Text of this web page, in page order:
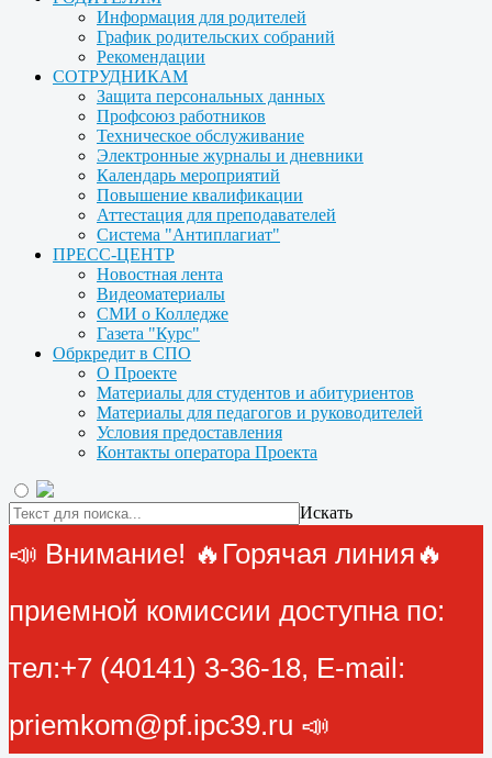
Информация для родителей
График родительских собраний
Рекомендации
СОТРУДНИКАМ
Защита персональных данных
Профсоюз работников
Техническое обслуживание
Электронные журналы и дневники
Календарь мероприятий
Повышение квалификации
Аттестация для преподавателей
Система "Антиплагиат"
ПРЕСС-ЦЕНТР
Новостная лента
Видеоматериалы
СМИ о Колледже
Газета "Курс"
Обркредит в СПО
О Проекте
Материалы для студентов и абитуриентов
Материалы для педагогов и руководителей
Условия предоставления
Контакты оператора Проекта
Искать
📣 Внимание! 🔥Горячая линия🔥
приемной комиссии доступна по:
тел:+7 (40141) 3-36-18, E-mail:
priemkom@pf.ipc39.ru 📣